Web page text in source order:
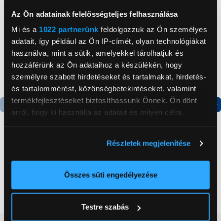
Az Ön adatainak felelősségteljes felhasználása
Mi és a 1022 partnerünk feldolgozzuk az Ön személyes
adatait, így például az Ön IP-címét, olyan technológiákat
használva, mint a sütik, amelyekkel tárolhatjuk és
hozzáférünk az Ön adataihoz a készülékén, hogy
személyre szabott hirdetéseket és tartalmakat, hirdetés-
és tartalommérést, közönségbetekintéseket, valamint
termékfejlesztéseket biztosíthassunk Önnek. Ön dönt
arról, hogy ki használja az adatait és milyen célra.
elhelyezkedéséről pár méteres pontossággal
Az Ön készülékén beazonosítása annak konkrét
módjairól és adja meg preferenciáit aRészletek
Részletek megjelenítése
Összes süti engedélyezése
Testre szabás
Termék adatlap
by side hűtőszekrény
Termék adatlap
Alulfagyasztós
kombinált hűtőszekrény